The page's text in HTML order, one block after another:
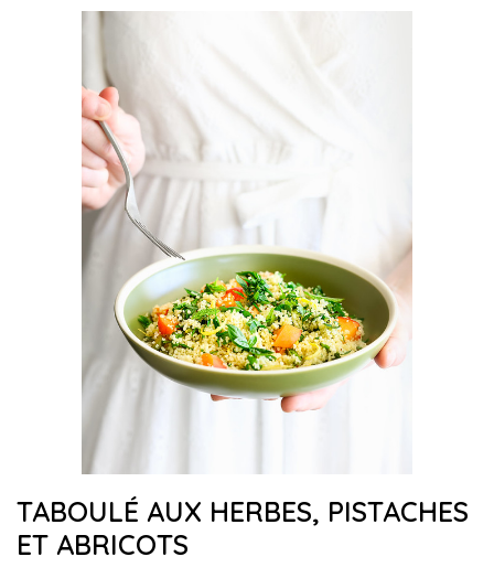
TABOULÉ AUX HERBES, PISTACHES
ET ABRICOTS